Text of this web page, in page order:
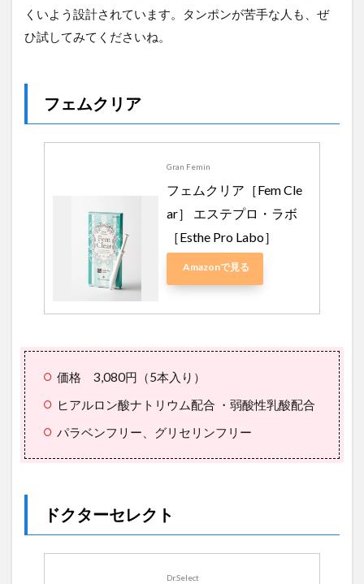
くいよう設計されています。タンポンが苦手な人も、ぜ
ひ試してみてくださいね。
フェムクリア
Gran Femin
フェムクリア［Fem Cle
ar］ エステプロ・ラボ
［Esthe Pro Labo］
Amazonで見る
価格 3,080円（5本入り）
ヒアルロン酸ナトリウム配合 ・弱酸性乳酸配合
パラベンフリー、グリセリンフリー
ドクターセレクト
Dr.Select